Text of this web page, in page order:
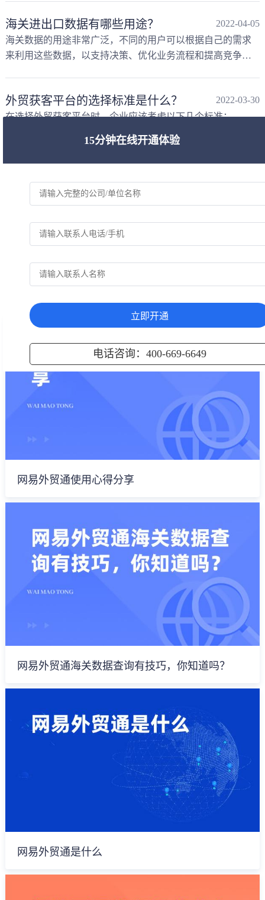
海关进出口数据有哪些用途？
2022-04-05
海关数据的用途非常广泛，不同的用户可以根据自己的需求
来利用这些数据，以支持决策、优化业务流程和提高竞争
外贸获客平台的选择标准是什么？
2022-03-30
在选择外贸获客平台时，企业应该考虑以下几个标准：
如何撰写吸引人的外贸开发信以获得更多客户回应？
撰写一封吸引人的外贸开发信需要结合专业性、简洁性和针
对性，同时突出客户价值。以下是一些关键步骤和技巧，帮
助您提高客户回应率：
网易外贸通使用心得分享
网易外贸通海关数据查询有技巧，你知道吗？
网易外贸通是什么
15分钟在线开通体验
立即开通
电话咨询：400-669-6649